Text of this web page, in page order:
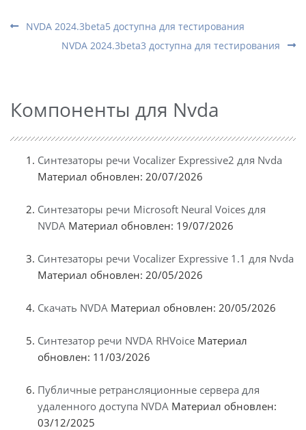
NVDA 2024.3beta5 доступна для тестирования
NVDA 2024.3beta3 доступна для тестирования
Компоненты для Nvda
Синтезаторы речи Vocalizer Expressive2 для Nvda
Материал обновлен: 20/07/2026
Синтезаторы речи Microsoft Neural Voices для
NVDA Материал обновлен: 19/07/2026
Синтезаторы речи Vocalizer Expressive 1.1 для Nvda
Материал обновлен: 20/05/2026
Скачать NVDA Материал обновлен: 20/05/2026
Синтезатор речи NVDA RHVoice Материал
обновлен: 11/03/2026
Публичные ретрансляционные сервера для
удаленного доступа NVDA Материал обновлен:
03/12/2025